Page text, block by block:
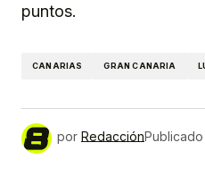
puntos.
CANARIAS GRAN CANARIA
por Redacción